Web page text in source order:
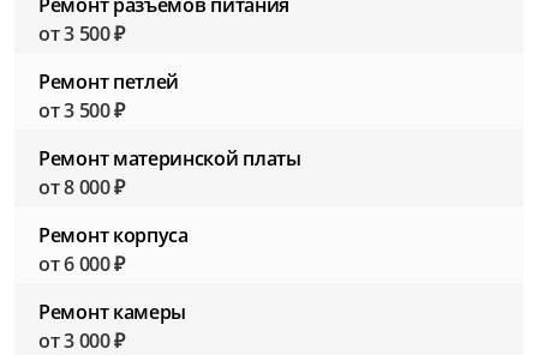
от 3 500 ₽
Ремонт петлей
от 3 500 ₽
Ремонт материнской платы
от 8 000 ₽
Ремонт корпуса
от 6 000 ₽
Ремонт камеры
от 3 000 ₽